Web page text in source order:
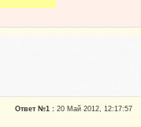
Ответ №1 :20 Май 2012, 12:17:57